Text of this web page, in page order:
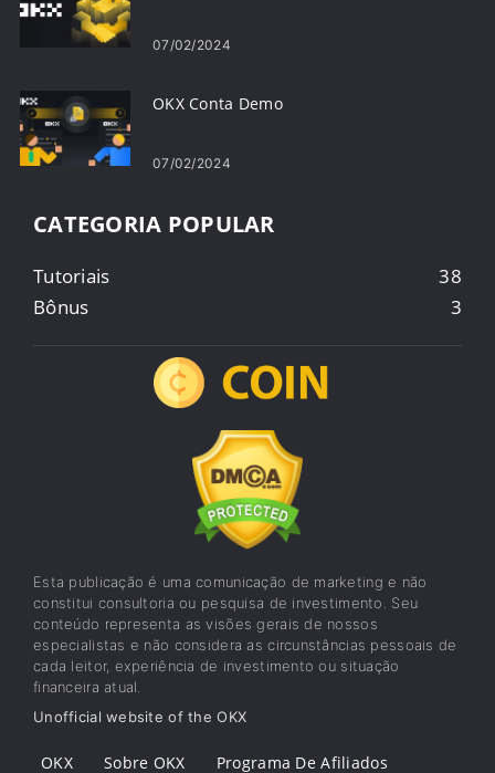
07/02/2024
OKX Conta Demo
07/02/2024
CATEGORIA POPULAR
Tutoriais
38
Bônus
3
Esta publicação é uma comunicação de marketing e não
constitui consultoria ou pesquisa de investimento. Seu
conteúdo representa as visões gerais de nossos
especialistas e não considera as circunstâncias pessoais de
cada leitor, experiência de investimento ou situação
financeira atual.
Unofficial website of the OKX
OKX Sobre OKX Programa De Afiliados